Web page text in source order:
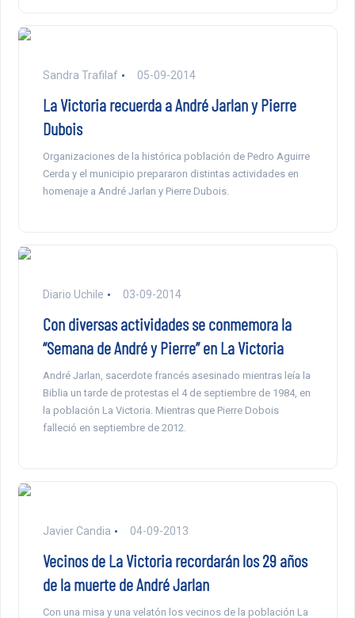
Sandra Trafilaf 05-09-2014
La Victoria recuerda a André Jarlan y Pierre
Dubois
Organizaciones de la histórica población de Pedro Aguirre
Cerda y el municipio prepararon distintas actividades en
homenaje a André Jarlan y Pierre Dubois.
Diario Uchile 03-09-2014
Con diversas actividades se conmemora la
“Semana de André y Pierre” en La Victoria
André Jarlan, sacerdote francés asesinado mientras leía la
Biblia un tarde de protestas el 4 de septiembre de 1984, en
la población La Victoria. Mientras que Pierre Dobois
falleció en septiembre de 2012.
Javier Candia 04-09-2013
Vecinos de La Victoria recordarán los 29 años
de la muerte de André Jarlan
Con una misa y una velatón los vecinos de la población La